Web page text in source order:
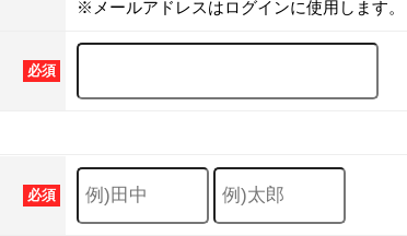
※メールアドレスはログインに使用します。
必須
必須